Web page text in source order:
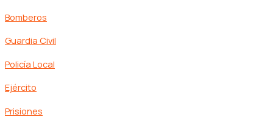
Bomberos
Guardia Civil
Policía Local
Ejército
Prisiones